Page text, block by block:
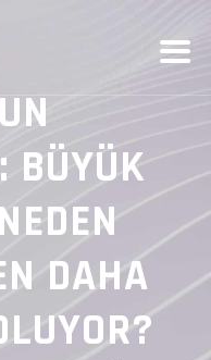
BÜYÜK
DAHA